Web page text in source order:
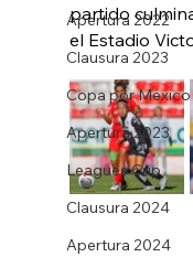
Apertura 2022
Clausura 2023
Copa por México
Apertura 2023
Leagues Cup
Clausura 2024
Apertura 2024
partido
el Estadio